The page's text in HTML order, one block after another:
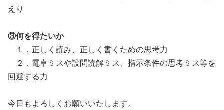
えり
③何を得たいか
１．正しく読み、正しく書くための思考力
２．電卓ミスや設問読解ミス、指示条件の思考ミス等を
回避する力
今日もよろしくお願いいたします。